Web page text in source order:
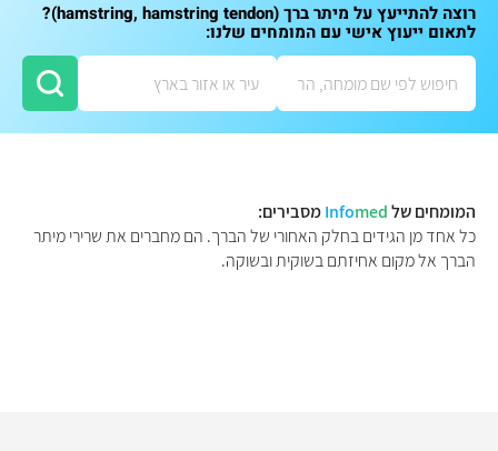
רוצה להתייעץ על מיתר ברך (hamstring, hamstring tendon)?
לתאום ייעוץ אישי עם המומחים שלנו:
המומחים של Infomed
מסבירים:
כל אחד מן הגידים בחלק האחורי של הברך. הם מחברים את שרירי מיתר
הברך אל מקום אחיזתם בשוקית ובשוקה.